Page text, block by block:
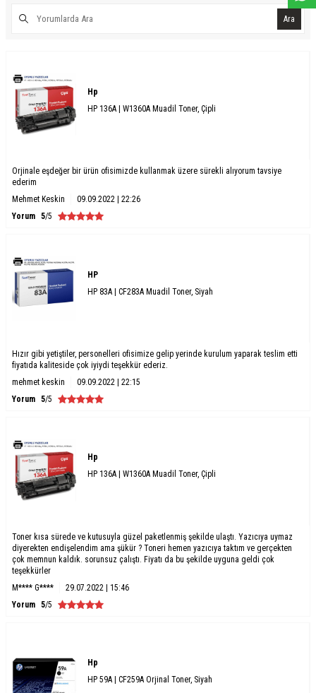
Ara
Hp
HP 136A | W1360A Muadil Toner, Çipli
Orjinale eşdeğer bir ürün ofisimizde kullanmak üzere sürekli alıyorum tavsiye
ederim
Mehmet Keskin
09.09.2022 | 22:26
Yorum 5/5
HP
HP 83A | CF283A Muadil Toner, Siyah
Hızır gibi yetiştiler, personelleri ofisimize gelip yerinde kurulum yaparak teslim etti
fiyatıda kaliteside çok iyiydi teşekkür ederiz.
mehmet keskin
09.09.2022 | 22:15
Yorum 5/5
Hp
HP 136A | W1360A Muadil Toner, Çipli
Toner kısa sürede ve kutusuyla güzel paketlenmiş şekilde ulaştı. Yazıcıya uymaz
diyerekten endişelendim ama şükür ? Toneri hemen yazıcıya taktım ve gerçekten
çok memnun kaldık. sorunsuz çalıştı. Fiyatı da bu şekilde uyguna geldi çok
teşekkürler
M**** G****
29.07.2022 | 15:46
Yorum 5/5
Hp
HP 59A | CF259A Orjinal Toner, Siyah